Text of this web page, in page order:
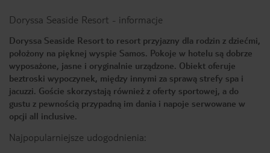
Doryssa Seaside Resort - informacje
Doryssa Seaside Resort to resort przyjazny dla rodzin z dziećmi,
położony na pięknej wyspie Samos. Pokoje w hotelu są dobrze
wyposażone, jasne i oryginalnie urządzone. Obiekt oferuje
beztroski wypoczynek, między innymi za sprawą strefy spa i
jacuzzi. Goście skorzystają również z oferty sportowej, a do
gustu z pewnością przypadną im dania i napoje serwowane w
opcji all inclusive.
Najpopularniejsze udogodnienia: